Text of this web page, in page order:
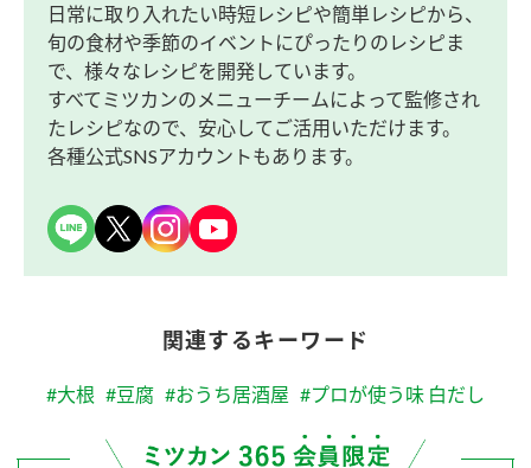
日常に取り入れたい時短レシピや簡単レシピから、
旬の食材や季節のイベントにぴったりのレシピま
で、様々なレシピを開発しています。
すべてミツカンのメニューチームによって監修され
たレシピなので、安心してご活用いただけます。
各種公式SNSアカウントもあります。
関連するキーワード
#大根 #豆腐 #おうち居酒屋 #プロが使う味 白だし